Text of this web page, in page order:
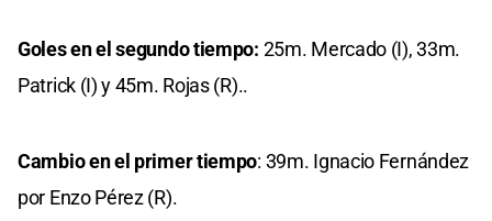
Goles en el segundo tiempo: 25m. Mercado (I), 33m.
Patrick (I) y 45m. Rojas (R)..
Cambio en el primer tiempo: 39m. Ignacio Fernández
por Enzo Pérez (R).